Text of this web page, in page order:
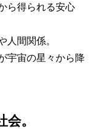
ら得られる安心
人間関係。
宇宙の星々から降
。